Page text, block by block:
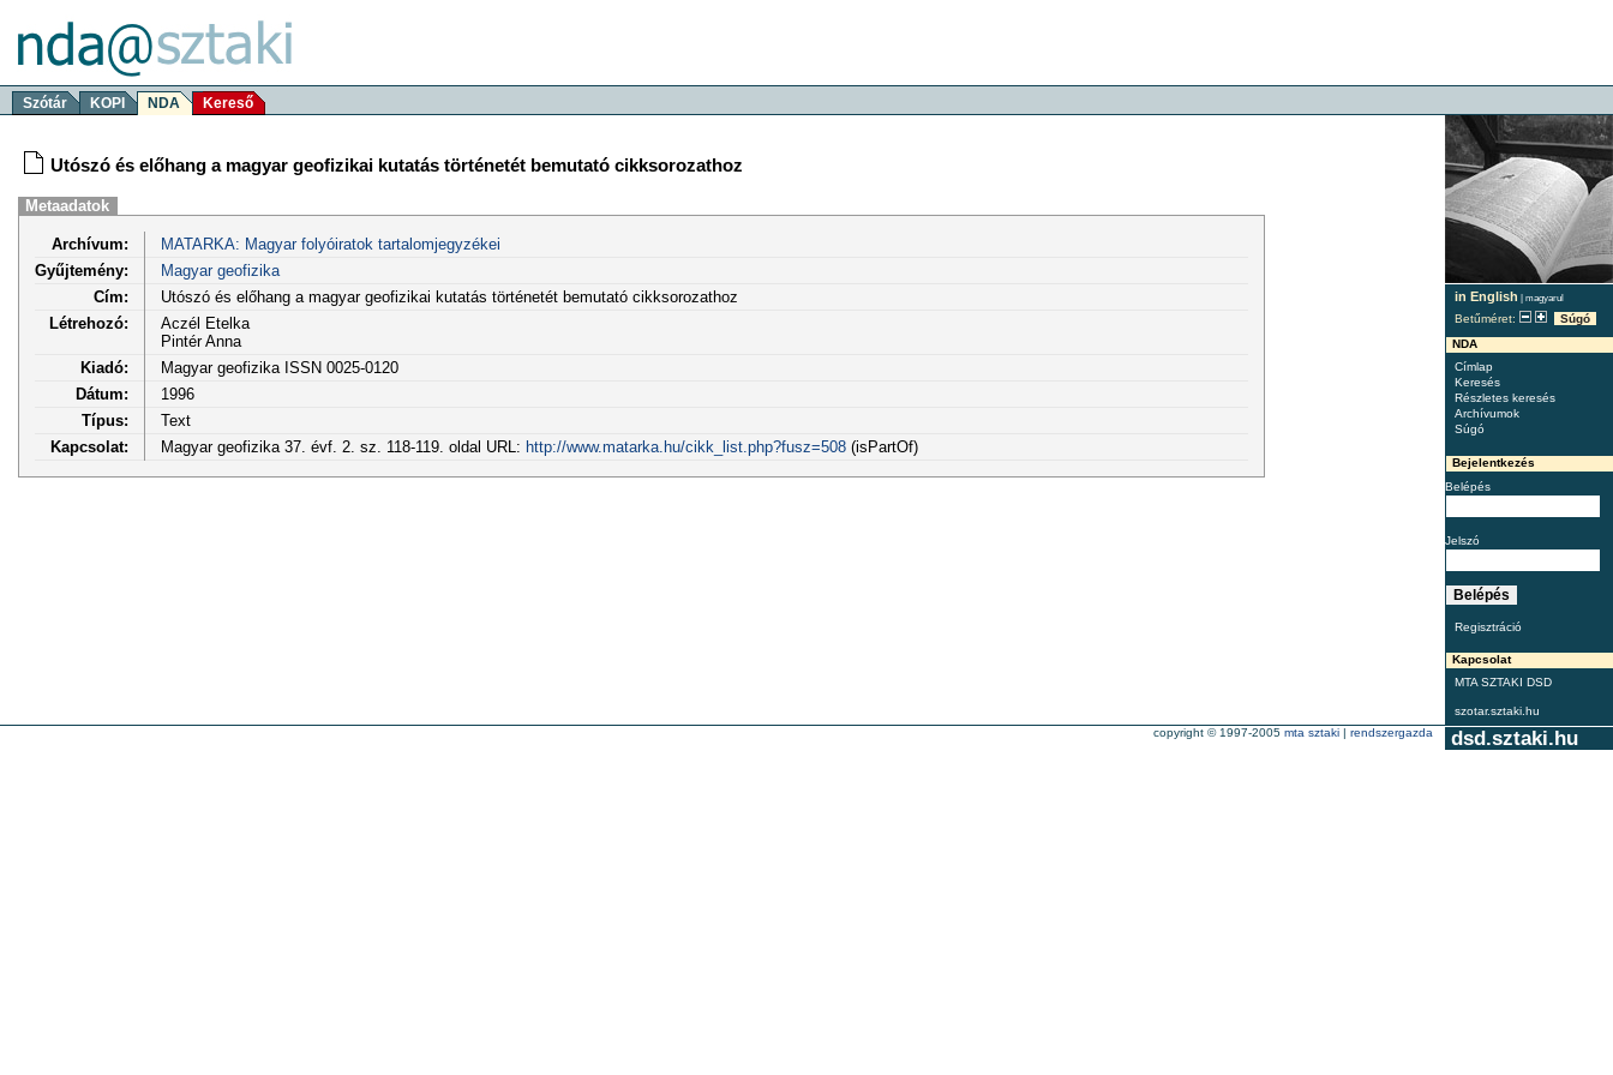
Szótár KOPI NDA Kereső
in English | magyarul
Betűméret:
Súgó
NDA
Címlap
Keresés
Részletes keresés
Archívumok
Súgó
Bejelentkezés
Belépés
Jelszó
Regisztráció
Kapcsolat
MTA SZTAKI DSD
szotar.sztaki.hu
Utószó és előhang a magyar geofizikai kutatás történetét bemutató cikksorozathoz
Metaadatok
Archívum:
MATARKA: Magyar folyóiratok tartalomjegyzékei
Gyűjtemény:
Magyar geofizika
Cím:
Utószó és előhang a magyar geofizikai kutatás történetét bemutató cikksorozathoz
Létrehozó:
Aczél Etelka
Pintér Anna
Kiadó:
Magyar geofizika ISSN 0025-0120
Dátum:
1996
Típus:
Text
Kapcsolat:
Magyar geofizika 37. évf. 2. sz. 118-119. oldal URL: http://www.matarka.hu/cikk_list.php?fusz=508(isPartOf)
dsd.sztaki.hu
copyright © 1997-2005 mta sztaki | rendszergazda